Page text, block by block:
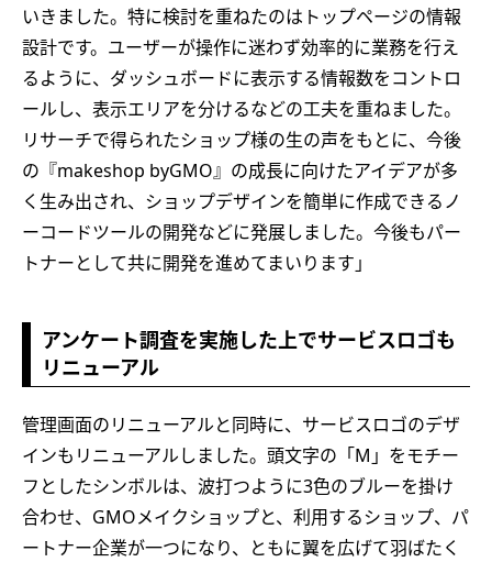
いきました。特に検討を重ねたのはトップページの情報
設計です。ユーザーが操作に迷わず効率的に業務を行え
るように、ダッシュボードに表示する情報数をコントロ
ールし、表示エリアを分けるなどの工夫を重ねました。
リサーチで得られたショップ様の生の声をもとに、今後
の『makeshop byGMO』の成長に向けたアイデアが多
く生み出され、ショップデザインを簡単に作成できるノ
ーコードツールの開発などに発展しました。今後もパー
トナーとして共に開発を進めてまいります」
アンケート調査を実施した上でサービスロゴも
リニューアル
管理画面のリニューアルと同時に、サービスロゴのデザ
インもリニューアルしました。頭文字の「M」をモチー
フとしたシンボルは、波打つように3色のブルーを掛け
合わせ、GMOメイクショップと、利用するショップ、パ
ートナー企業が一つになり、ともに翼を広げて羽ばたく